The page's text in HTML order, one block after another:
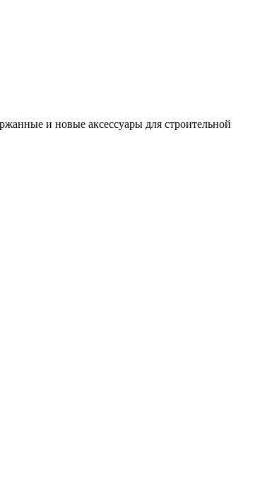
и новые аксессуары для строительной